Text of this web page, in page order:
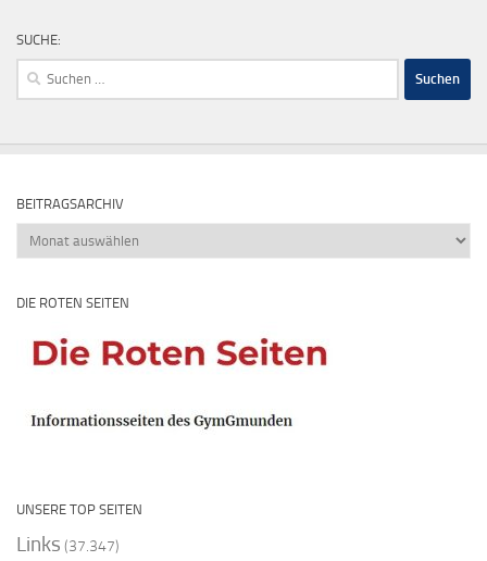
SUCHE:
Suchen
BEITRAGSARCHIV
Beitragsarchiv
DIE ROTEN SEITEN
UNSERE TOP SEITEN
Links (37.347)